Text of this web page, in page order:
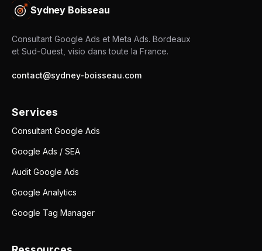
Sydney Boisseau
Consultant Google Ads et Meta Ads. Bordeaux
et Sud-Ouest, visio dans toute la France.
contact@sydney-boisseau.com
Services
Consultant Google Ads
Google Ads / SEA
Audit Google Ads
Google Analytics
Google Tag Manager